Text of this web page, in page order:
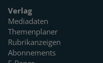
Verlag
Mediadaten
Themenplaner
Rubrikanzeigen
Abonnements